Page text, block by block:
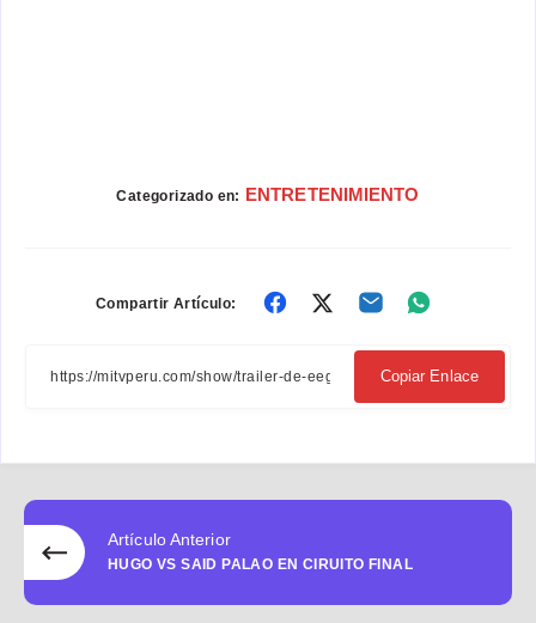
Categorizado en: ENTRETENIMIENTO
Compartir Artículo:
Compartir
Facebook
Compartir
Twitter
Compartir
Email Whatsapp
Copiar Enlace
Artículo Anterior
HUGO VS SAID PALAO EN CIRUITO FINAL